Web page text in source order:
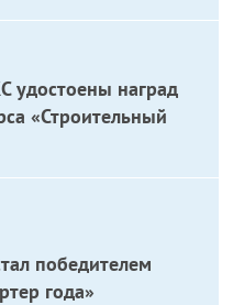
удостоены наград
«Строительный
победителем
года»